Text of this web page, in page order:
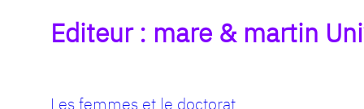
Editeur : mare & martin
Les femmes et le doctorat